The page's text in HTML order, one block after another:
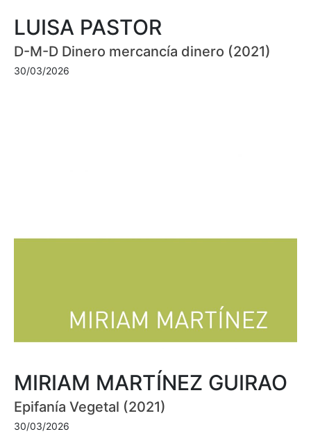
LUISA PASTOR
D-M-D Dinero mercancía dinero (2021)
30/03/2026
MIRIAM MARTÍNEZ GUIRAO
Epifanía Vegetal (2021)
30/03/2026